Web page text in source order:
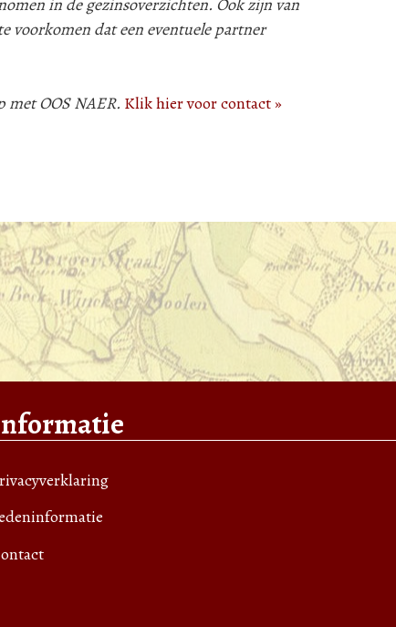
voorkomen dat een eventuele partner
OOS NAER. Klik hier voor contact »